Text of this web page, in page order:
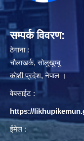
सम्पर्क विवरण:
ठेगाना :
चौलाखर्क, सोलुखुम्बु
काेशी प्रदेश, नेपाल ।
वेबसाईट :
https://
ईमेल :